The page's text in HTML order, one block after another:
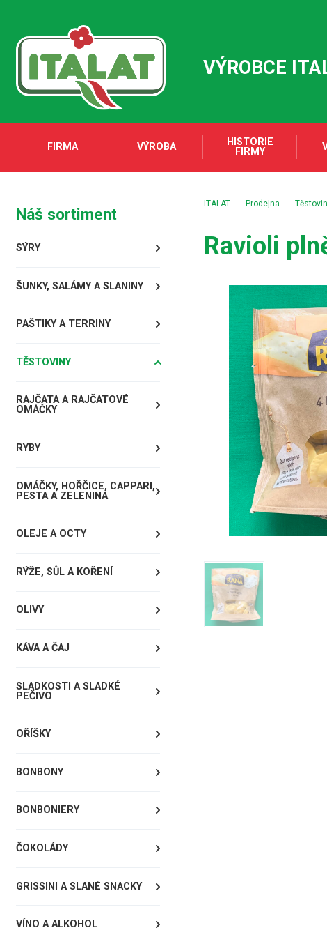
VÝROBCE
FIRMA VÝROBA
HISTORIE
FIRMY
Náš sortiment
SÝRY
ŠUNKY, SALÁMY A SLANINY
PAŠTIKY A TERRINY
TĚSTOVINY
RAJČATA A RAJČATOVÉ
OMÁČKY
RYBY
OMÁČKY, HOŘČICE, CAPPARI,
PESTA A ZELENINA
OLEJE A OCTY
RÝŽE, SŮL A KOŘENÍ
OLIVY
KÁVA A ČAJ
SLADKOSTI A SLADKÉ
PEČIVO
OŘÍŠKY
BONBONY
BONBONIERY
ČOKOLÁDY
GRISSINI A SLANÉ SNACKY
VÍNO A ALKOHOL
ITALAT Prodejna
Ravioli